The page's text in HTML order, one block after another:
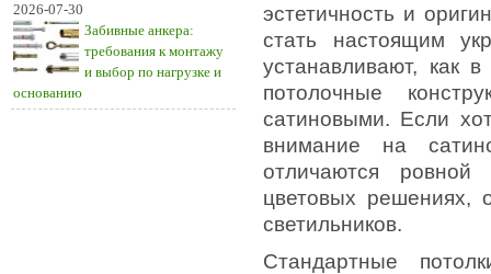
2026-07-30
Забивные анкера:
требования к монтажу
и выбор по нагрузке и
основанию
эстетичность и
стать настоящим
устанавливают, как
потолочные
сатиновыми. Если
внимание на
отличаются
цветовых решениях,
светильников.
Стандартные